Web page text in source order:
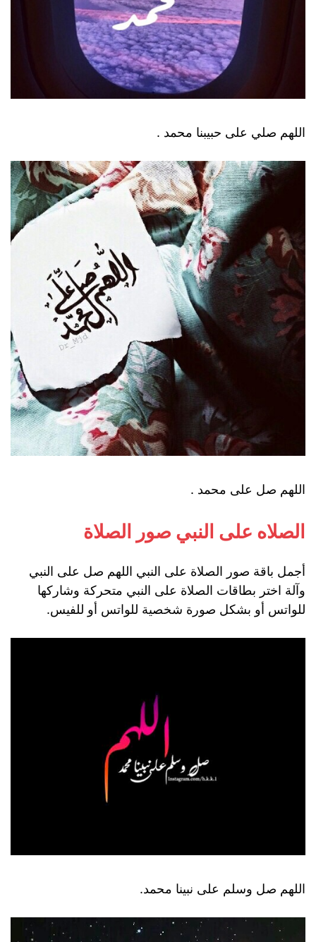
اللهم صلي على حبيبنا محمد .
اللهم صل على محمد .
الصلاه على النبي صور الصلاة
أجمل باقة صور الصلاة على النبي اللهم صل على النبي
وآلة اختر بطاقات الصلاة على النبي متحركة وشاركها
للواتس أو بشكل صورة شخصية للواتس أو للفيس.
اللهم صل وسلم على نبينا محمد.